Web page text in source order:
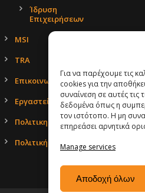
Για να παρέχουμε τις
cookies για την
συναίνεση σε αυτές τις
δεδομένα όπως η
τον ιστότοπο. Η μη
επηρεάσει αρνητικά
Manage services
Αποδοχή όλων
Ίδρυση
Επιχειρήσεων
MSI
TRA
Επικοινωνία
Εργαστείτε μαζί μας
Πολιτικη Απορρήτου
Πολιτική Cookies